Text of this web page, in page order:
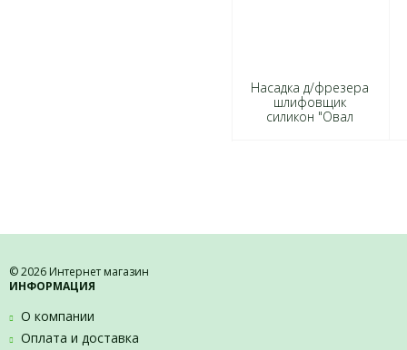
Насадка д/фрезера
шлифовщик
силикон "Овал
© 2026 Интернет магазин
ИНФОРМАЦИЯ
О компании
Оплата и доставка